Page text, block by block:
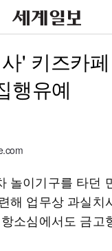
' 키즈카
행유예
놀이기구를 타던
해 업무상 과실치
소심에서도 금고